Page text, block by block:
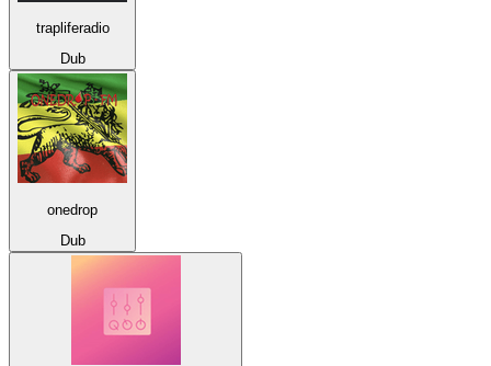
trapliferadio
Dub
onedrop
Dub